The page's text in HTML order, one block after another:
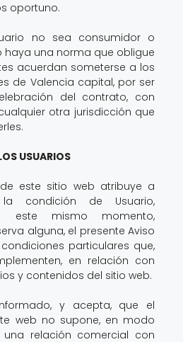
oportuno.
no sea consumidor o
haya una norma que obligue
acuerdan someterse a los
de Valencia capital, por ser
del contrato, con
otra jurisdicción que
USUARIOS
este sitio web atribuye a
condición de Usuario,
este mismo momento,
alguna, el presente Aviso
particulares que,
en relación con
y contenidos del sitio web.
y acepta, que el
web no supone, en modo
relación comercial con